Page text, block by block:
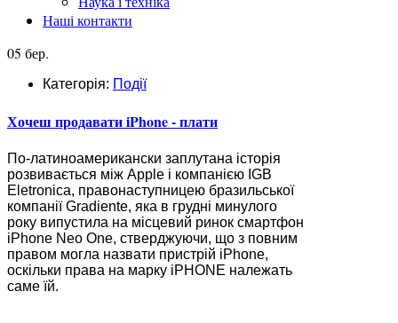
Наші контакти
05 бер.
Категорія: Події
Хочеш продавати iPhone - плати
По-латиноамерикански заплутана історія
розвивається між Apple і компанією IGB
Eletronica, правонаступницею бразильської
компанії Gradiente, яка в грудні минулого
року випустила на місцевий ринок смартфон
iPhone Neo One, стверджуючи, що з повним
правом могла назвати пристрій iPhone,
оскільки права на марку iPHONE належать
саме їй.